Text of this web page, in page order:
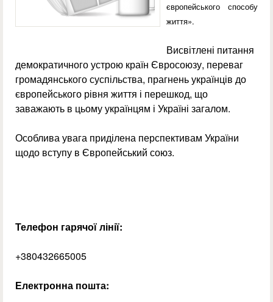
європейського способу
життя».
Висвітлені питання
демократичного устрою країн Євросоюзу, переваг
громадянського суспільства, прагнень українців до
європейського рівня життя і перешкод, що
заважають в цьому українцям і Україні загалом.
Особлива увага приділена перспективам України
щодо вступу в Європейський союз.
Телефон гарячої лінії:
+380432665005
Електронна пошта: